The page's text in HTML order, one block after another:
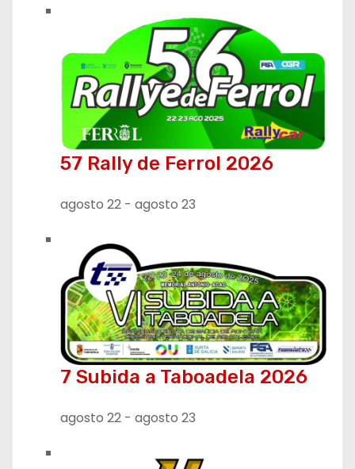
57 Rally de Ferrol 2026
agosto 22 - agosto 23
7 Subida a Taboadela 2026
agosto 22 - agosto 23